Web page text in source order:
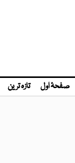
صفحۂ اول تازہ ترین